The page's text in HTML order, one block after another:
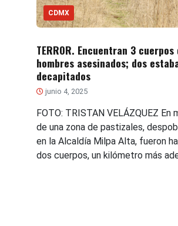
CDMX
TERROR. Encuentran 3 cuerpos
hombres asesinados; dos
decapitados
junio 4, 2025
FOTO: TRISTAN VELÁZQUEZ En
de una zona de pastizales,
en la Alcaldía Milpa Alta, fueron
dos cuerpos, un kilómetro más